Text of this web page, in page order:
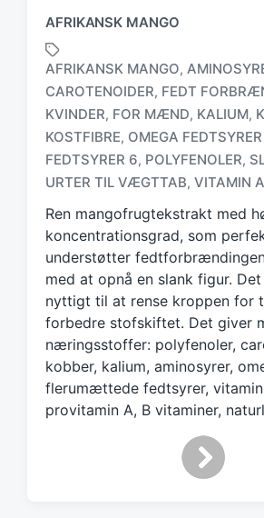
AFRIKANSK MANGO
a
g
g
d
w
i
t
h
AFRIKANSK MANGO,
CAROTENOIDER, FEDT
KVINDER, FOR MÆND, KALIUM,
KOSTFIBRE, OMEGA
FEDTSYRER 6, POLYFENOLER,
URTER TIL VÆGTTAB, VITAMIN A
Ren mangofrugtekstrakt med
koncentrationsgrad, som
understøtter
med at opnå en slank figur.
nyttigt til at rense kroppen for
forbedre stofskiftet. Det giver
næringsstoffer: polyfenoler,
kobber, kalium, aminosyrer,
flerumættede fedtsyrer,
provitamin A, B vitaminer,